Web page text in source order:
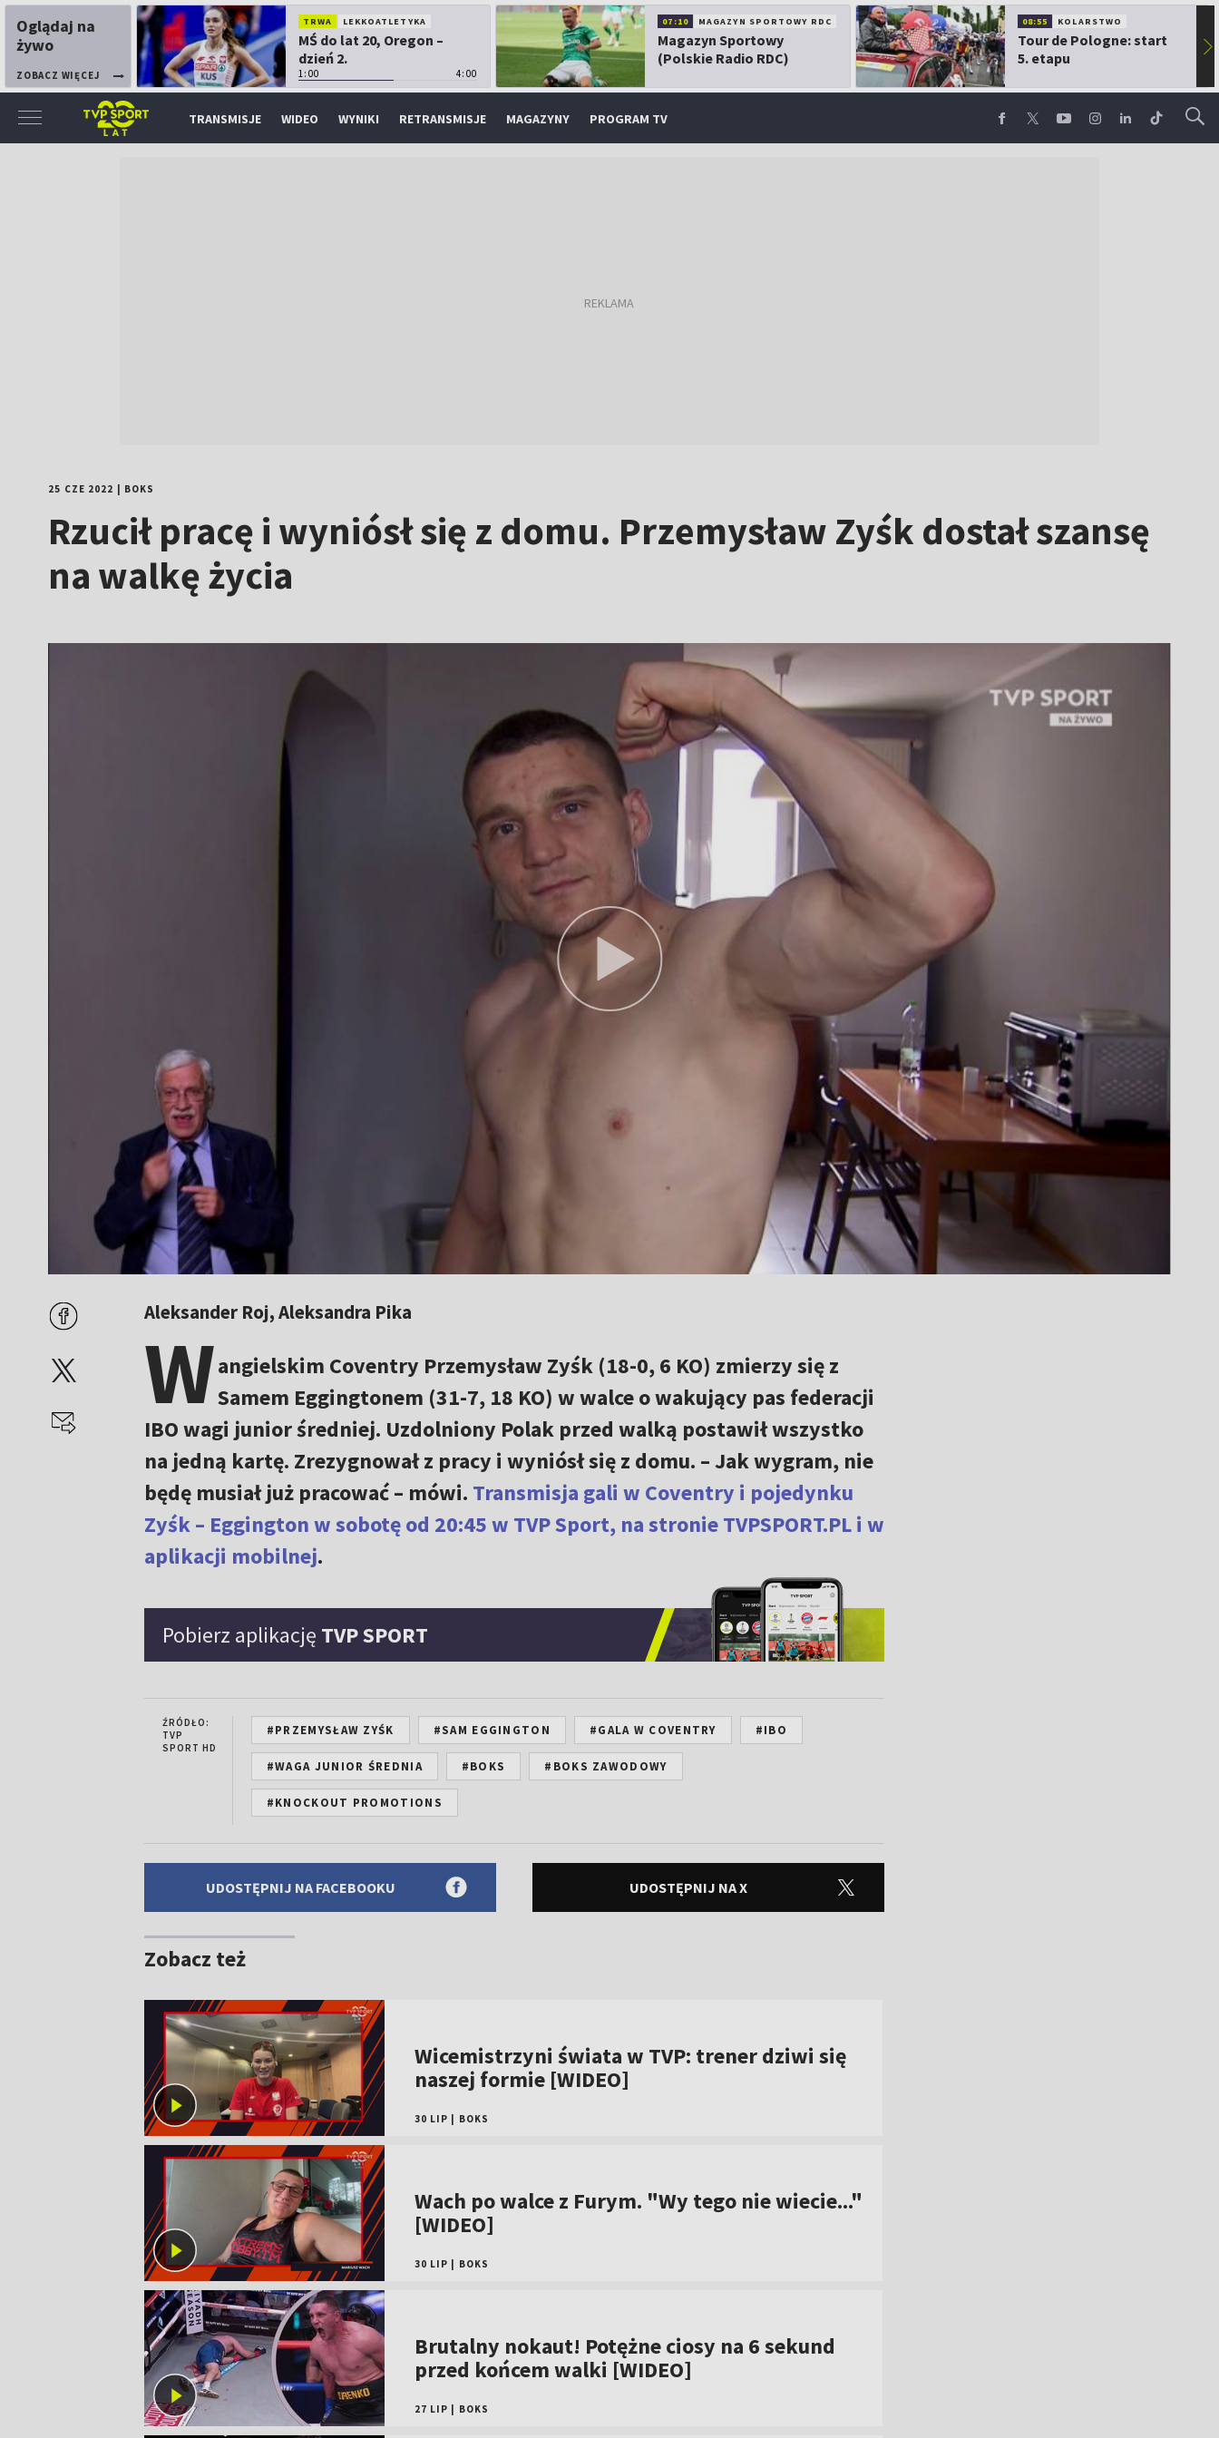
Oglądaj na
żywo
ZOBACZ WIĘCEJ
TRWA LEKKOATLETYKA
MŚ do lat 20, Oregon –
dzień 2.
1:00 4:00
07:10 MAGAZYN SPORTOWY RDC
Magazyn Sportowy
(Polskie Radio RDC)
08:55 KOLARSTWO
Tour de Pologne: start
5. etapu
▶
TRANSMISJE WIDEO WYNIKI RETRANSMISJE MAGAZYNY PROGRAM TV
25 CZE 2022 BOKS
Rzucił pracę i wyniósł się z domu. Przemysław Zyśk dostał szansę
na walkę życia
Aleksander Roj, Aleksandra Pika
Wangielskim Coventry Przemysław Zyśk (18-0, 6 KO) zmierzy się z
Samem Eggingtonem (31-7, 18 KO) w walce o wakujący pas federacji
IBO wagi junior średniej. Uzdolniony Polak przed walką postawił wszystko
na jedną kartę. Zrezygnował z pracy i wyniósł się z domu. – Jak wygram, nie
będę musiał już pracować – mówi. Transmisja gali w Coventry i pojedynku
Zyśk – Eggington w sobotę od 20:45 w TVP Sport, na stronie TVPSPORT.PL i w
aplikacji mobilnej.
Pobierz aplikację TVP SPORT
ŹRÓDŁO:
TVP
SPORT HD
#PRZEMYSŁAW ZYŚK #SAM EGGINGTON #GALA W COVENTRY #IBO
#WAGA JUNIOR ŚREDNIA #BOKS #BOKS ZAWODOWY
#KNOCKOUT PROMOTIONS
UDOSTĘPNIJ NA FACEBOOKU UDOSTĘPNIJ NA X
Zobacz też
Wicemistrzyni świata w TVP: trener dziwi się
naszej formie [WIDEO]
30 LIP BOKS
Wach po walce z Furym. "Wy tego nie wiecie..."
[WIDEO]
30 LIP BOKS
Brutalny nokaut! Potężne ciosy na 6 sekund
przed końcem walki [WIDEO]
27 LIP BOKS